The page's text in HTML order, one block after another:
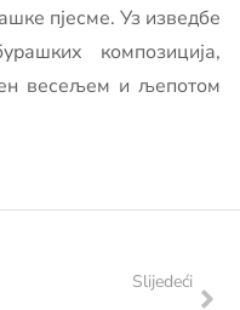
пјесме. Уз изведбе
композиција,
весељем и љепотом
Slijedeći